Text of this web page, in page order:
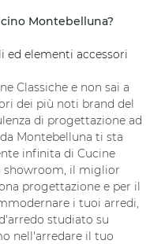
Montebelluna?
elementi accessori
Classiche e non sai a
dei più noti brand del
di progettazione ad
Montebelluna ti sta
infinita di Cucine
showroom, il miglior
progettazione e per il
i tuoi arredi,
studiato su
nell'arredare il tuo